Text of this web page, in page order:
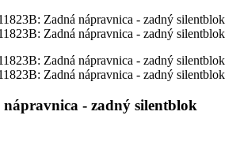
nápravnica - zadný silentblok